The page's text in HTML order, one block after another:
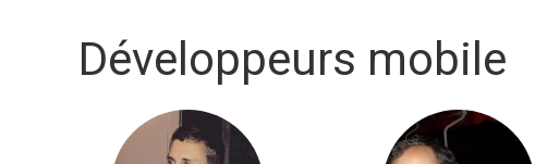
Développeurs mobile